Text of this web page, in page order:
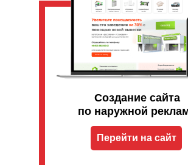
Создание сайта
по наружной
Перейти на сайт